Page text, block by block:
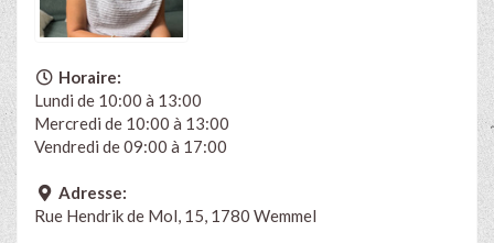
Horaire:
Lundi de 10:00 à 13:00
Mercredi de 10:00 à 13:00
Vendredi de 09:00 à 17:00
Adresse:
Rue Hendrik de Mol, 15, 1780 Wemmel